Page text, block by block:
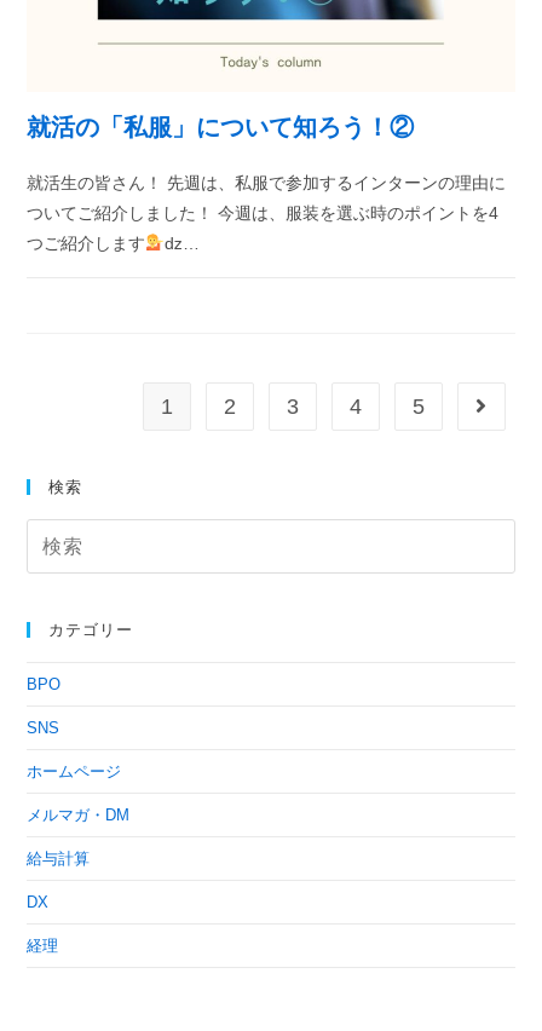
就活の「私服」について知ろう！②
就活生の皆さん！ 先週は、私服で参加するインターンの理由に
ついてご紹介しました！ 今週は、服装を選ぶ時のポイントを4
つご紹介します
ǳ…
1 2 3 4 5
検索
カテゴリー
BPO
SNS
ホームページ
メルマガ・DM
給与計算
DX
経理